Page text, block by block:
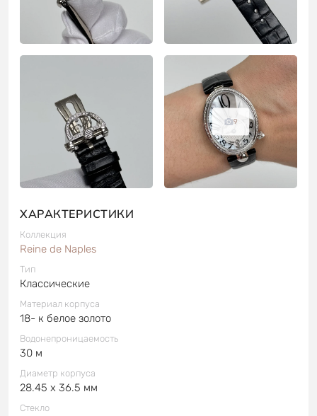
9
ХАРАКТЕРИСТИКИ
Коллекция
Reine de Naples
Тип
Классические
Материал корпуса
18- к белое золото
Водонепроницаемость
30 м
Диаметр корпуса
28.45 x 36.5 мм
Стекло